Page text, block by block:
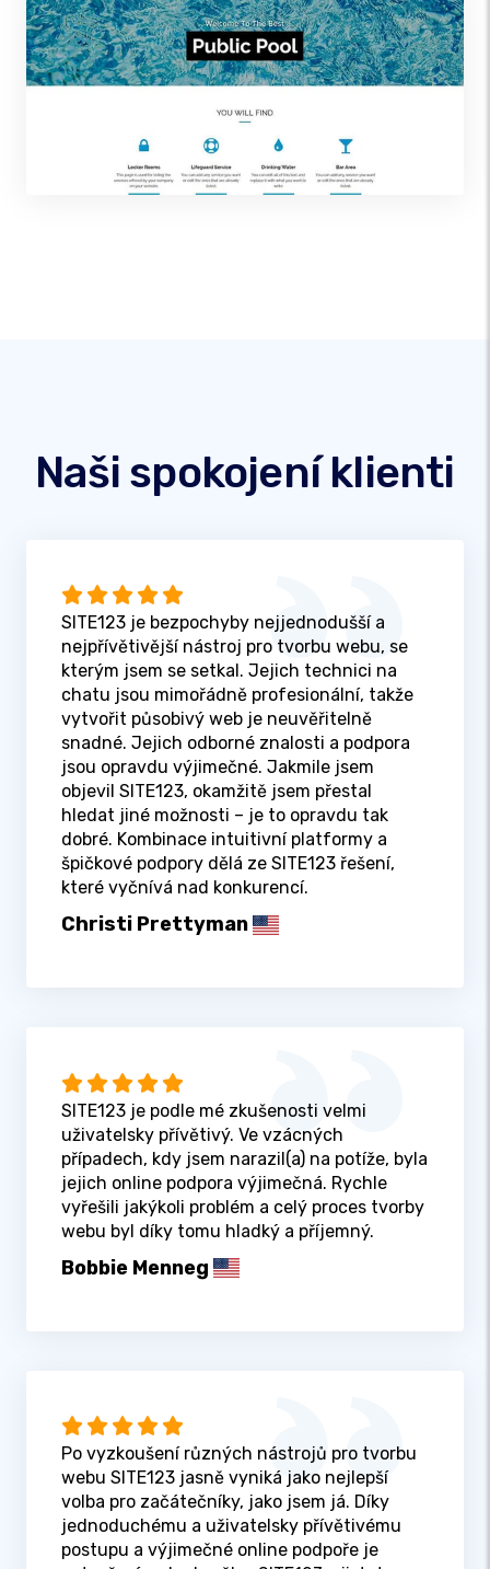
Naši spokojení klienti
SITE123 je bezpochyby nejjednodušší a
nejpřívětivější nástroj pro tvorbu webu, se
kterým jsem se setkal. Jejich technici na
chatu jsou mimořádně profesionální, takže
vytvořit působivý web je neuvěřitelně
snadné. Jejich odborné znalosti a podpora
jsou opravdu výjimečné. Jakmile jsem
objevil SITE123, okamžitě jsem přestal
hledat jiné možnosti – je to opravdu tak
dobré. Kombinace intuitivní platformy a
špičkové podpory dělá ze SITE123 řešení,
které vyčnívá nad konkurencí.
Christi Prettyman
SITE123 je podle mé zkušenosti velmi
uživatelsky přívětivý. Ve vzácných
případech, kdy jsem narazil(a) na potíže, byla
jejich online podpora výjimečná. Rychle
vyřešili jakýkoli problém a celý proces tvorby
webu byl díky tomu hladký a příjemný.
Bobbie Menneg
Po vyzkoušení různých nástrojů pro tvorbu
webu SITE123 jasně vyniká jako nejlepší
volba pro začátečníky, jako jsem já. Díky
jednoduchému a uživatelsky přívětivému
postupu a výjimečné online podpoře je